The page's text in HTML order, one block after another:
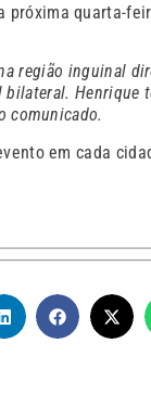
próxima quarta-
região inguinal
Henrique
comunicado.
em cada